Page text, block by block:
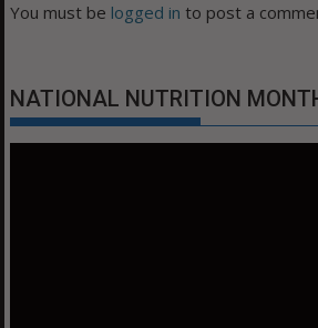
You must be logged in to post a
NATIONAL NUTRITION